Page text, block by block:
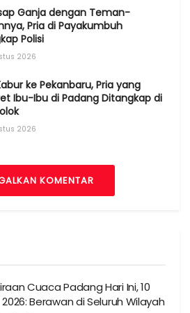
Ganja dengan Teman-
Pria di Payakumbuh
Polisi
2026
ke Pekanbaru, Pria yang
Ibu-Ibu di Padang Ditangkap di
2026
KOMENTAR
Cuaca Padang Hari Ini, 10
2026: Berawan di Seluruh Wilayah